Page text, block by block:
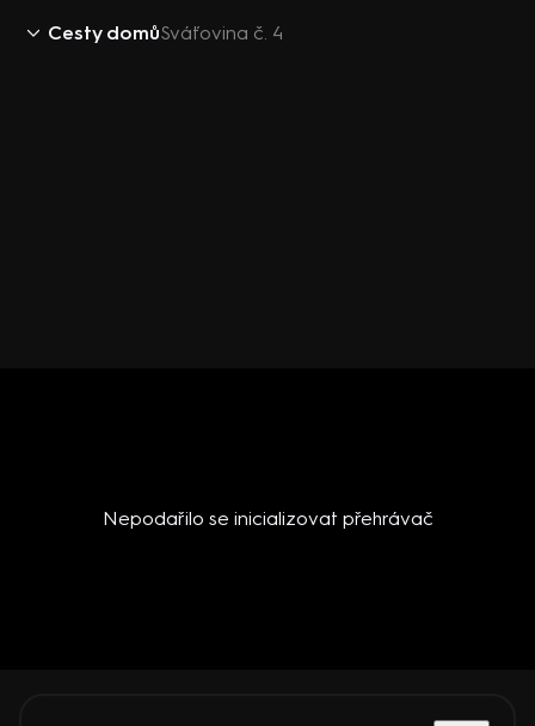
Cesty domůSváťovina č. 4
Nepodařilo se inicializovat přehrávač